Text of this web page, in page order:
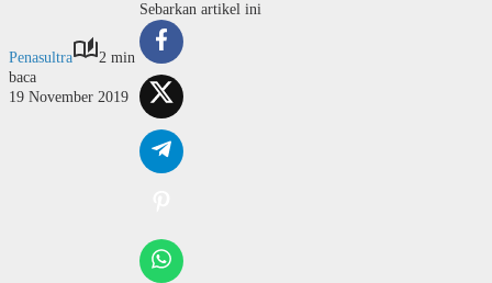
Penasultra
2 min
baca
19 November 2019
Sebarkan artikel ini